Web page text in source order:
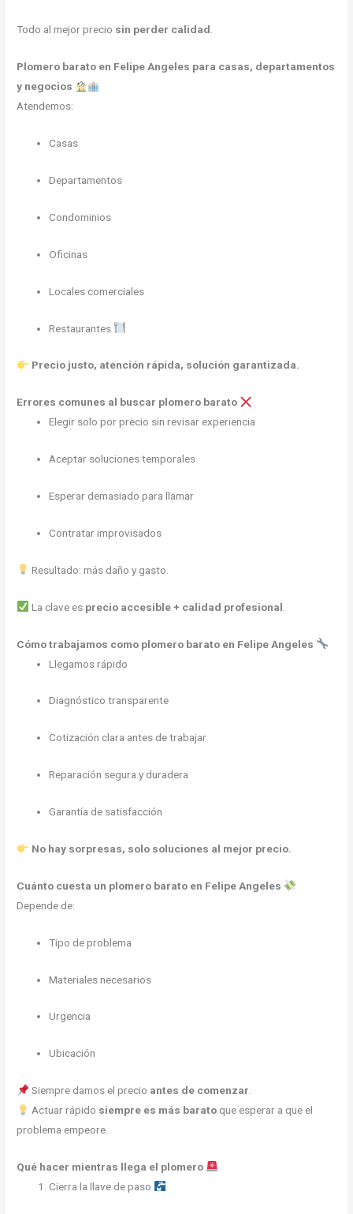
Todo al mejor precio sin perder calidad.
Plomero barato en Felipe Angeles para casas, departamentos
y negocios
Atendemos:
Casas
Departamentos
Condominios
Oficinas
Locales comerciales
Restaurantes
Precio justo, atención rápida, solución garantizada.
Errores comunes al buscar plomero barato
Elegir solo por precio sin revisar experiencia
Aceptar soluciones temporales
Esperar demasiado para llamar
Contratar improvisados
Resultado: más daño y gasto.
La clave es precio accesible + calidad profesional
Cómo trabajamos como plomero barato en Felipe Angeles
Llegamos rápido
Diagnóstico transparente
Cotización clara antes de trabajar
Reparación segura y duradera
Garantía de satisfacción
No hay sorpresas, solo soluciones al mejor precio.
Cuánto cuesta un plomero barato en Felipe Angeles
Depende de:
Tipo de problema
Materiales necesarios
Urgencia
Ubicación
Siempre damos el precio antes de comenzar
Actuar rápido siempre es más baratoque esperar a que el
problema empeore.
Qué hacer mientras llega el plomero
Cierra la llave de paso